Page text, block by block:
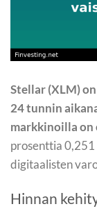
Stellar (XLM)
24 tunnin
markkinoilla
prosenttia
digitaalisten
Hinnan